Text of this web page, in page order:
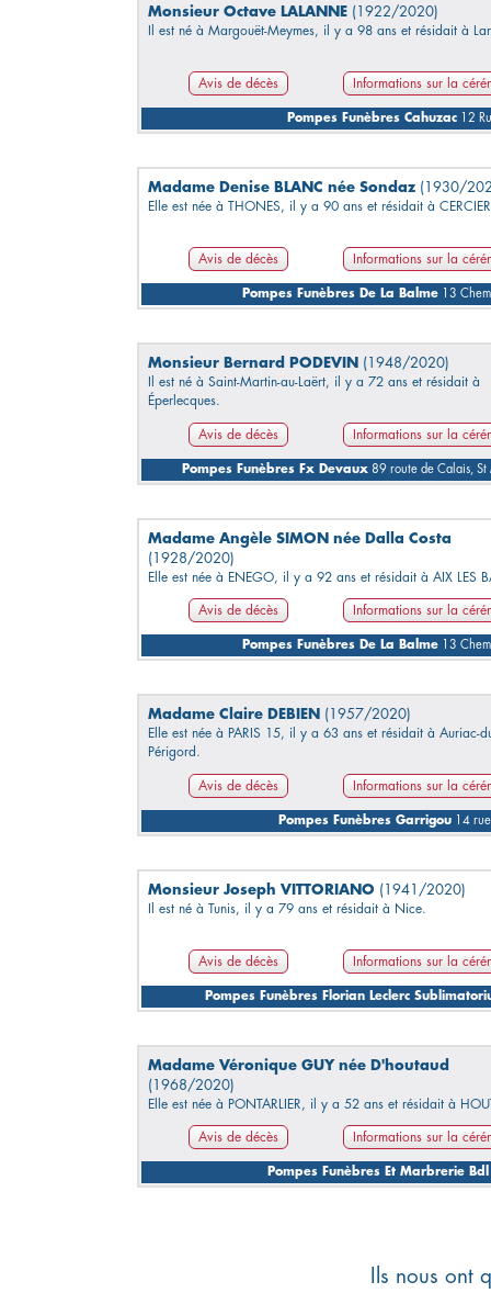
Monsieur Octave LALANNE (1922/2020)
Il est né à Margouët-Meymes, il y a 98 ans et résidait à
Avis de décès Informations sur la
Pompes Funèbres Cahuzac 12
Madame Denise BLANC née Sondaz (1930/
Elle est née à THONES, il y a 90 ans et résidait à
Avis de décès Informations sur la
Pompes Funèbres De La Balme13
Monsieur Bernard PODEVIN (1948/2020)
Il est né à Saint-Martin-au-Laërt, il y a 72 ans et résidait à
Éperlecques.
Avis de décès Informations sur la
Pompes Funèbres Fx Devaux89 route de Calais, St
Madame Angèle SIMON née Dalla Costa
(1928/2020)
Elle est née à ENEGO, il y a 92 ans et résidait à AIX LES
Avis de décès Informations sur la
Pompes Funèbres De La Balme13
Madame Claire DEBIEN (1957/2020)
Elle est née à PARIS 15, il y a 63 ans et résidait à Auriac-
Périgord.
Avis de décès Informations sur la
Pompes Funèbres Garrigou 14
Monsieur Joseph VITTORIANO (1941/2020)
Il est né à Tunis, il y a 79 ans et résidait à Nice.
Avis de décès Informations sur la
Pompes Funèbres Florian Leclerc
Madame Véronique GUY née D'houtaud
(1968/2020)
Elle est née à PONTARLIER, il y a 52 ans et résidait à
Avis de décès Informations sur la
Pompes Funèbres Et Marbrerie Bdl
Ils nous ont